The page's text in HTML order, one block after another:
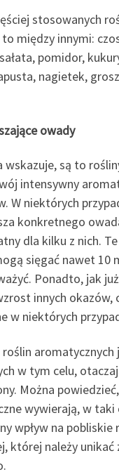
stosowanych
między innymi:
pomidor,
nagietek,
owady
wskazuje, są to
intensywny
W niektórych
konkretnego
dla kilku z nich.
sięgać nawet 10
Ponadto, jak
innych okazów,
w niektórych
aromatycznych
w tym celu,
Można
wywierają, w taki
wpływ na pobliskie
której należy unikać